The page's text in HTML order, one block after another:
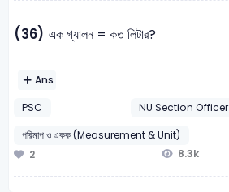
(36) এক গ্যালন = কত লিটার?
Ans
PSC
NU Section Officer
পরিমাপ ও একক (Measurement & Unit)
2
8.3k